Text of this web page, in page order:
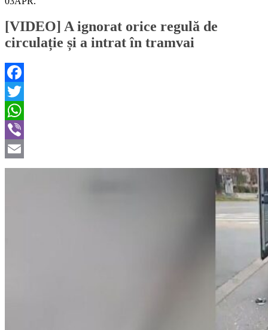
[VIDEO] A ignorat orice regulă de
circulație și a intrat în tramvai
Facebook
Twitter
WhatsApp
Viber
Email